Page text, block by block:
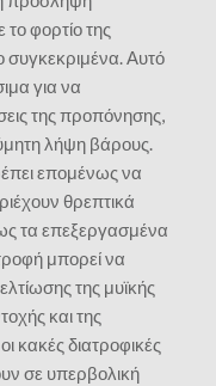
το φορτίο της
συγκεκριμένα. Αυτό
για να
της προπόνησης,
λήψη βάρους.
επομένως να
θρεπτικά
τα επεξεργασμένα
μπορεί να
της μυϊκής
και της
κακές διατροφικές
σε υπερβολική